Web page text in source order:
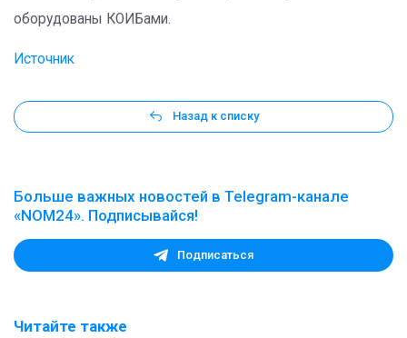
оборудованы КОИБами.
Источник
Назад к списку
Больше важных новостей в Telegram-канале
«NOM24». Подписывайся!
Подписаться
Читайте также